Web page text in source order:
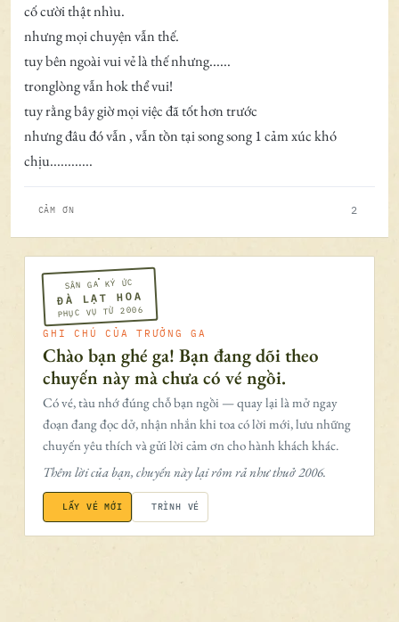
cố cười thật nhìu.
nhưng mọi chuyện vẫn thế.
tuy bên ngoài vui vẻ là thế nhưng......
tronglòng vẫn hok thể vui!
tuy rằng bây giờ mọi việc đã tốt hơn trước
nhưng đâu đó vẫn , vẫn tồn tại song song 1 cảm xúc khó
chịu............
CẢM ƠN 2
SÂN GA KÝ ỨC
ĐÀ LẠT HOA
PHỤC VỤ TỪ 2006
GHI CHÚ CỦA TRƯỞNG GA
Chào bạn ghé ga! Bạn đang dõi theo
chuyến này mà chưa có vé ngồi.
Có vé, tàu nhớ đúng chỗ bạn ngồi — quay lại là mở ngay
đoạn đang đọc dở, nhận nhắn khi toa có lời mới, lưu những
chuyến yêu thích và gửi lời cảm ơn cho hành khách khác.
Thêm lời của bạn, chuyến này lại rôm rả như thuở 2006.
LẤY VÉ MỚI TRÌNH VÉ